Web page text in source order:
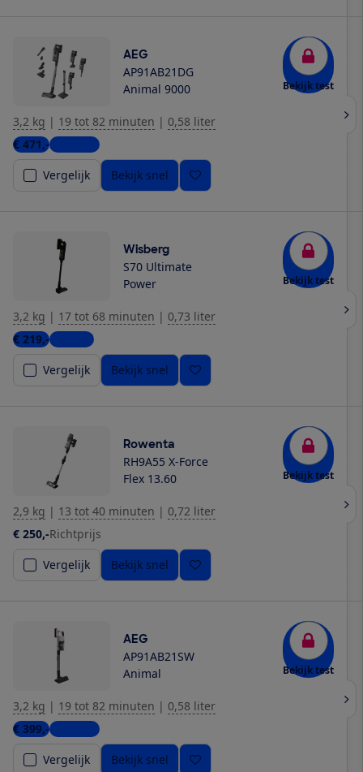
AEG
AP91AB21DG
Animal 9000
Bekijk test
3,2 kg | 19 tot 82 minuten | 0,58 liter
€ 471,-2 winkels
Vergelijk
Bekijk snel
Wisberg
S70 Ultimate
Power
Bekijk test
3,2 kg | 17 tot 68 minuten | 0,73 liter
€ 219,-1 winkel
Vergelijk
Bekijk snel
Rowenta
RH9A55 X-Force
Flex 13.60
Bekijk test
2,9 kg | 13 tot 40 minuten | 0,72 liter
€ 250,-Richtprijs
Vergelijk
Bekijk snel
AEG
AP91AB21SW
Animal
Bekijk test
3,2 kg | 19 tot 82 minuten | 0,58 liter
€ 399,-4 winkels
Vergelijk
Bekijk snel